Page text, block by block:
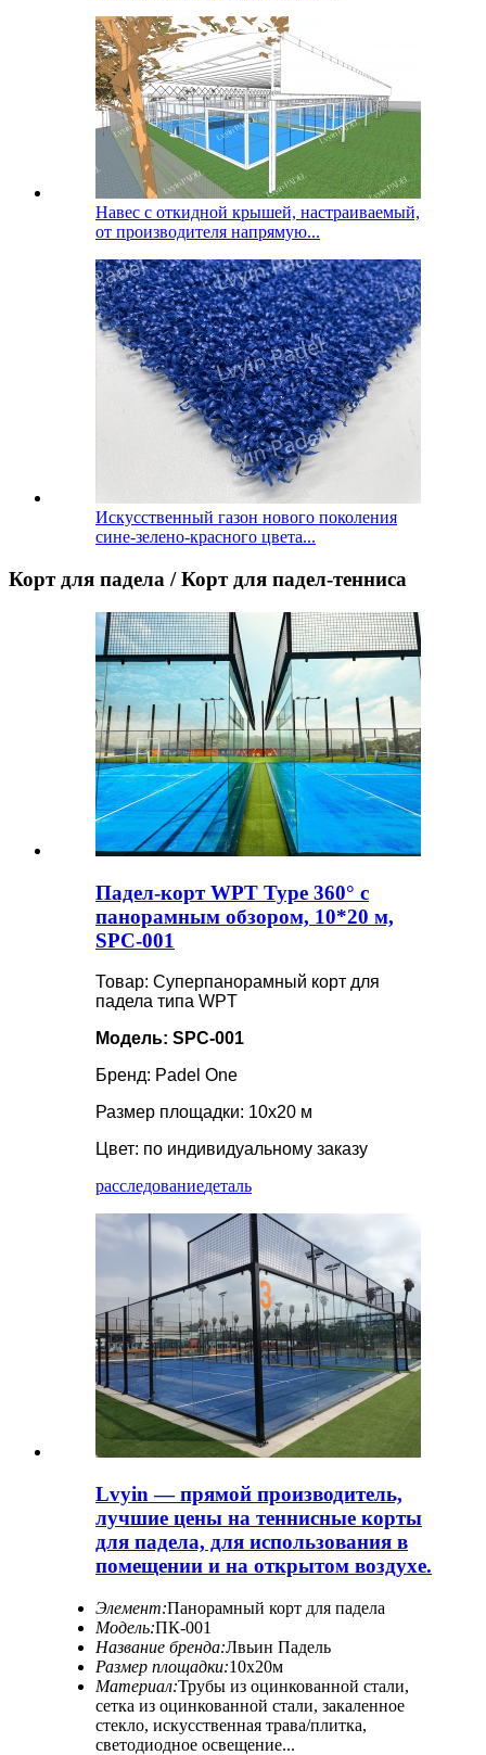
Навес с откидной крышей, настраиваемый,
от производителя напрямую...
Искусственный газон нового поколения
сине-зелено-красного цвета...
Корт для падела / Корт для падел-тенниса
Падел-корт WPT Type 360° с
панорамным обзором, 10*20 м,
SPC-001
Товар: Суперпанорамный корт для
падела типа WPT
Модель: SPC-001
Бренд: Padel One
Размер площадки: 10х20 м
Цвет: по индивидуальному заказу
расследованиедеталь
Lvyin — прямой производитель,
лучшие цены на теннисные корты
для падела, для использования в
помещении и на открытом воздухе.
Элемент:Панорамный корт для падела
Модель:ПК-001
Название бренда:Лвьин Падель
Размер площадки:10х20м
Материал:Трубы из оцинкованной стали,
сетка из оцинкованной стали, закаленное
стекло, искусственная трава/плитка,
светодиодное освещение...